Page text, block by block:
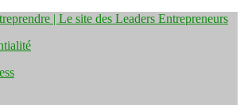
| Le site des Leaders Entrepreneurs